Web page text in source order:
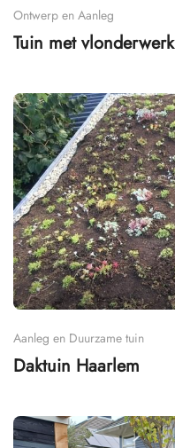
Ontwerp en Aanleg
Tuin met vlonderwerk
Aanleg en Duurzame tuin
Daktuin Haarlem